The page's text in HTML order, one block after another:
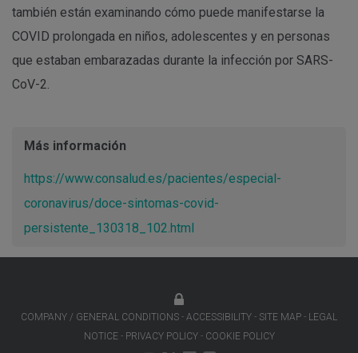
también están examinando cómo puede manifestarse la
COVID prolongada en niños, adolescentes y en personas
que estaban embarazadas durante la infección por SARS-
CoV-2.
Más información
https://www.consalud.es/pacientes/especial-
coronavirus/doce-sintomas-covid-
persistente_130318_102.html
COMPANY / GENERAL CONDITIONS ACCESSIBILITY SITE MAP
LEGAL
NOTICE
PRIVACY POLICY COOKIE POLICY